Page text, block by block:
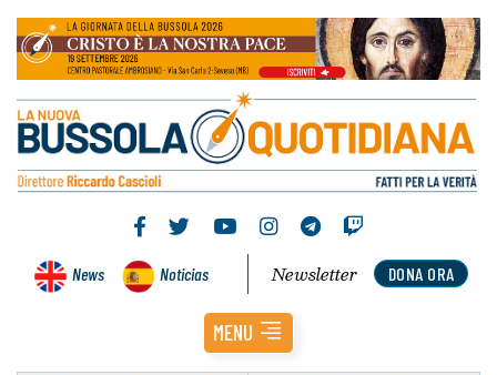
News Noticias DONA ORA
Newsletter
MENU